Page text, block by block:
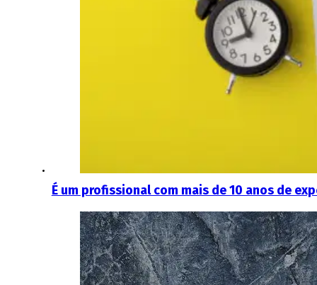
É um profissional com mais de 10 anos de